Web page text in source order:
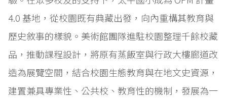
4.0 基地，從校園既有典藏出發，向內重構其教育與
歷史敘事的樣貌。美術館團隊進駐校園整理千餘校藏
品，推動課程設計，將原有蒸飯室與行政大樓廊道改
造為展覽空間，結合校園生態教育與在地文史資源，
建置兼具專業性、公共校、教育性的機制，發展為一